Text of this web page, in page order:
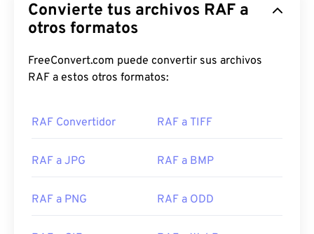
Convierte tus archivos RAF a
otros formatos
FreeConvert.com puede convertir sus archivos
RAF a estos otros formatos:
RAF Convertidor RAF a TIFF
RAF a JPG RAF a BMP
RAF a PNG RAF a ODD